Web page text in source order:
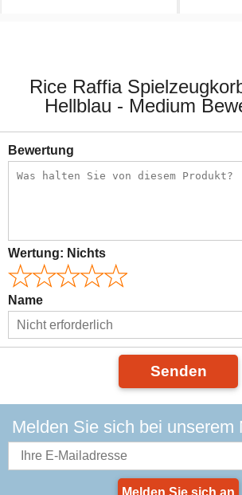
Rice Raffia
Hellblau - Medium
Bewertung
Wertung: Nichts
Name
Senden
Melden Sie sich bei unserem
Melden Sie sich an